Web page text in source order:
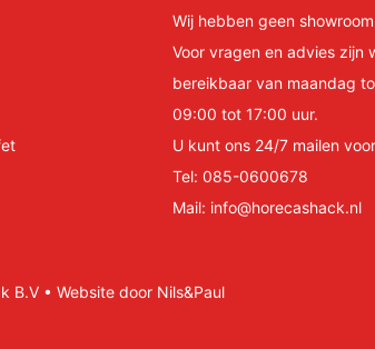
Wij hebben geen
Voor vragen en advies zijn
bereikbaar van maandag
09:00 tot 17:00 uur.
U kunt ons 24/7 mailen
Tel: 085-0600678
Mail: info@horecashack.nl
• Website door Nils&Paul